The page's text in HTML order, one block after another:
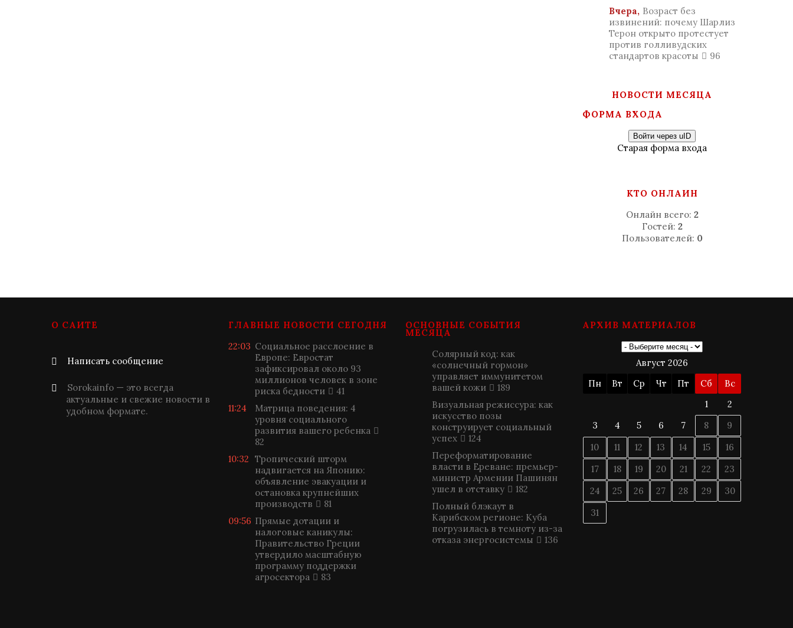
Вчера, Возраст без
извинений: почему Шарлиз
Терон открыто протестует
против голливудских
стандартов красоты
96
НОВОСТИ МЕСЯЦА
ФОРМА ВХОДА
Войти через uID
Старая форма входа
КТО ОНЛАЙН
Онлайн всего: 2
Гостей: 2
Пользователей: 0
О САЙТЕ
Написать сообщение
Sorokainfo — это всегда
актуальные и свежие новости в
удобном формате.
ГЛАВНЫЕ НОВОСТИ СЕГОДНЯ
22:03 Социальное расслоение в
Европе: Евростат
зафиксировал около 93
миллионов человек в зоне
риска бедности
41
11:24
Матрица поведения: 4
уровня социального
развития вашего ребенка
82
10:32 Тропический шторм
надвигается на Японию:
объявление эвакуации и
остановка крупнейших
производств
81
09:56 Прямые дотации и
налоговые каникулы:
Правительство Греции
утвердило масштабную
программу поддержки
агросектора
83
ОСНОВНЫЕ СОБЫТИЯ
МЕСЯЦА
Солярный код: как
«солнечный гормон»
управляет иммунитетом
вашей кожи
189
Визуальная режиссура: как
искусство позы
конструирует социальный
успех
124
Переформатирование
власти в Ереване: премьер-
министр Армении Пашинян
ушел в отставку
182
Полный блэкаут в
Карибском регионе: Куба
погрузилась в темноту из-за
отказа энергосистемы
136
АРХИВ МАТЕРИАЛОВ
Август 2026
Пн
Вт Ср Чт Пт Сб
Вс
1
2
3
4 5 6 7 8
9
10
11 12 13 14 15
16
17
18 19 20 21 22
23
24
25 26 27 28 29
30
31